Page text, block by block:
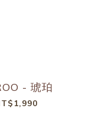
- 琥珀